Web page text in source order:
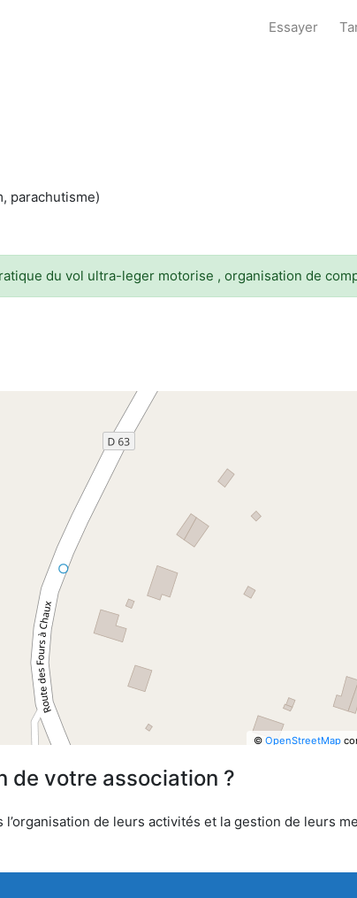
Essayer
parachutisme)
du vol ultra-leger motorise , organisation de
© OpenStreetMap
de votre association ?
de leurs activités et la gestion de leurs